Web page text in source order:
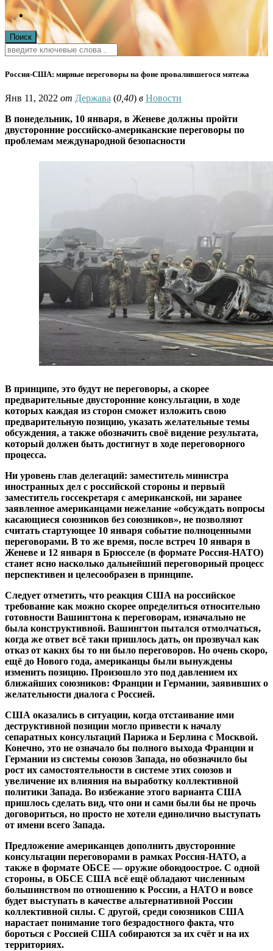
Россия-США: мирные переговоры на фоне провалившегося мятежа
Янв 11, 2022 от Держава (0,40) в Новости
В понедельник, 10 января, в Женеве должны пройти
двусторонние российско-американские переговоры по
проблемам международной безопасности
В принципе, это будут не переговоры, а скорее
предварительные двусторонние консультации, в ходе
которых каждая из сторон сможет изложить свою
предварительную позицию, указать желательные темы
обсуждения, а также обозначить своё видение результата,
который должен быть достигнут в ходе переговорного
процесса.
Ни уровень глав делегаций: заместитель министра
иностранных дел с российской стороны и первый
заместитель госсекретаря с американской, ни заранее
заявленное американцами нежелание «обсуждать вопросы
касающиеся союзников без союзников», не позволяют
считать стартующее 10 января событие полноценными
переговорами. В то же время, после встреч 10 января в
Женеве и 12 января в Брюсселе (в формате Россия-НАТО)
станет ясно насколько дальнейший переговорный процесс
перспективен и целесообразен в принципе.
Следует отметить, что реакция США на российское
требование как можно скорее определиться относительно
готовности Вашингтона к переговорам, изначально не
была конструктивной. Вашингтон пытался отмолчаться,
когда же ответ всё таки пришлось дать, он прозвучал как
отказ от каких бы то ни было переговоров. Но очень скоро,
ещё до Нового года, американцы были вынуждены
изменить позицию. Произошло это под давлением их
ближайших союзников: Франции и Германии, заявивших о
желательности диалога с Россией.
США оказались в ситуации, когда отстаивание ими
деструктивной позиции могло привести к началу
сепаратных консультаций Парижа и Берлина с Москвой.
Конечно, это не означало бы полного выхода Франции и
Германии из системы союзов Запада, но обозначило бы
рост их самостоятельности в системе этих союзов и
увеличение их влияния на выработку коллективной
политики Запада. Во избежание этого варианта США
пришлось сделать вид, что они и сами были бы не прочь
договориться, но просто не хотели единолично выступать
от имени всего Запада.
Предложение американцев дополнить двусторонние
консультации переговорами в рамках Россия-НАТО, а
также в формате ОБСЕ — оружие обоюдоострое. С одной
стороны, в ОБСЕ США всё ещё обладают численным
большинством по отношению к России, а НАТО и вовсе
будет выступать в качестве альтернативной России
коллективной силы. С другой, среди союзников США
нарастает понимание того безрадостного факта, что
бороться с Россией США собираются за их счёт и на их
территориях.